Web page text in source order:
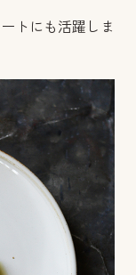
トにも活躍しま